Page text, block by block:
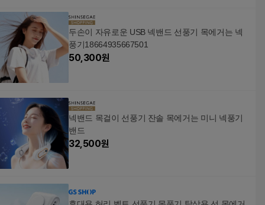
두손이 자유로운 USB 넥밴드 선풍기 목에거는 넥
풍기18664935667501
50,300원
넥밴드 목걸이 선풍기 잔솔 목에거는 미니 넥풍기
밴드
32,500원